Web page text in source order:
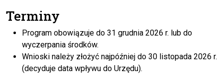
Terminy
Program obowiązuje do 31 grudnia 2026 r. lub do
wyczerpania środków.
Wnioski należy złożyć najpóźniej do 30 listopada 2026 r.
(decyduje data wpływu do Urzędu).